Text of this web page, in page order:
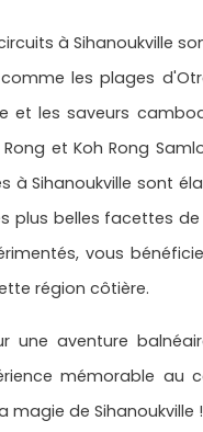
à Sihanoukville
les plages
les saveurs
et Koh Rong
Sihanoukville sont
belles facettes de
vous
région côtière.
une aventure
mémorable au
magie de Sihanoukville !